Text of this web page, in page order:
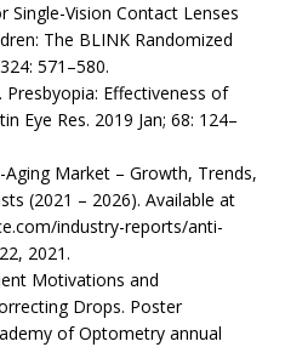
Single-Vision Contact Lenses
The BLINK Randomized
571–580.
Effectiveness of
Eye Res. 2019 Jan; 68: 124–
Market – Growth, Trends,
(2021 – 2026). Available at
industry-reports/anti-
2021.
Motivations and
Drops. Poster
of Optometry annual